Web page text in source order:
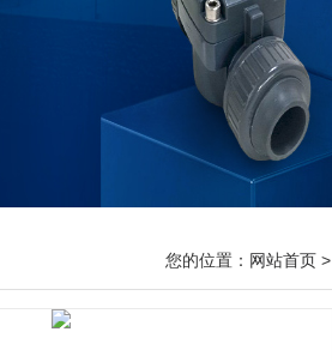
您的位置： 网站首页 >